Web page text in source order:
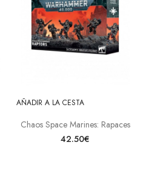
AÑADIR A LA CESTA
Chaos Space Marines: Rapaces
42.50€